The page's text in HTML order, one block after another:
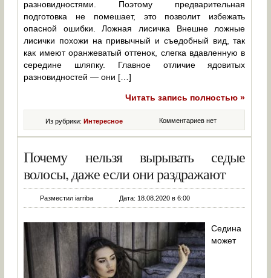
разновидностями. Поэтому предварительная
подготовка не помешает, это позволит избежать
опасной ошибки. Ложная лисичка Внешне ложные
лисички похожи на привычный и съедобный вид, так
как имеют оранжеватый оттенок, слегка вдавленную в
середине шляпку. Главное отличие ядовитых
разновидностей — они […]
Читать запись полностью »
Комментариев нет
Из рубрики:Интересное
Почему нельзя вырывать седые
волосы, даже если они раздражают
Разместил iarriba Дата: 18.08.2020 в 6:00
Седина
может